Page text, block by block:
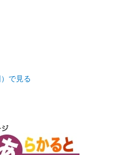
で見る